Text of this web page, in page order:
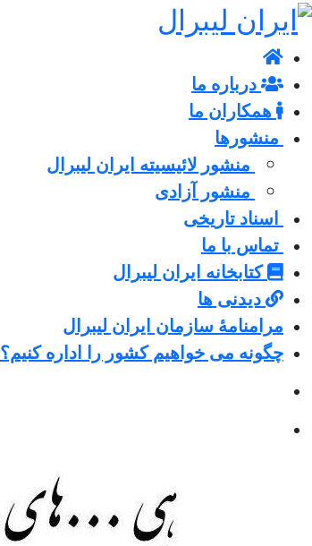
درباره ما
همکاران ما
منشورها
منشور لائیسیته ایران لیبرال
منشور آزادی
اسناد تاریخی
تماس با ما
کتابخانه ایران لیبرال
دیدنی ها
مرامنامۀ سازمان ایران لیبرال
چگونه می خواهیم کشور را اداره کنیم؟